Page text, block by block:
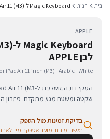
בית חנות Magic Keyboard ל-iPad Air 11 (M3) - ערבית, לבן
APPLE
לבן APPLE
iPad Air 11-inch (M3) - Arabic - White
שקטה ומשטח מגע מתקדם. פתרון
בדיקת זמינות מול הספק
נאשר זמינות ומועד אספקה מיד